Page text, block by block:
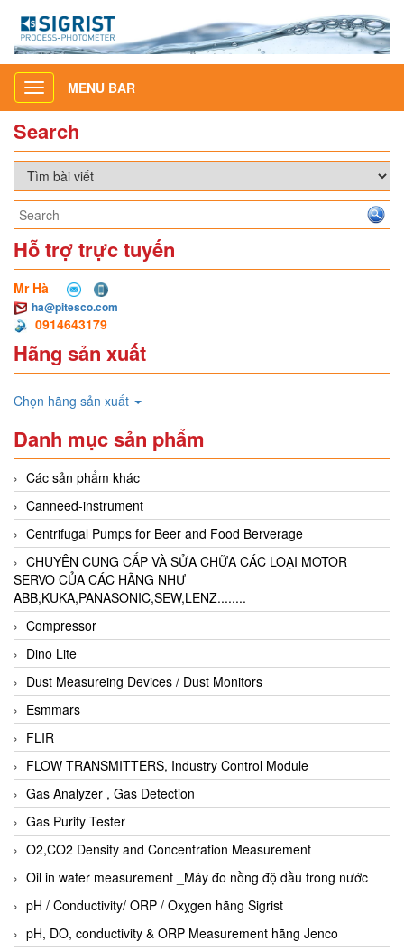
Toggle
navigation
MENU BAR
Search
Hỗ trợ trực tuyến
Mr Hà
ha@pitesco.com
0914643179
Hãng sản xuất
Chọn hãng sản xuất
Danh mục sản phẩm
Các sản phẩm khác
Canneed-instrument
Centrifugal Pumps for Beer and Food Berverage
CHUYÊN CUNG CẤP VÀ SỬA CHỮA CÁC LOẠI MOTOR
SERVO CỦA CÁC HÃNG NHƯ
ABB,KUKA,PANASONIC,SEW,LENZ........
Compressor
Dino Lite
Dust Measureing Devices / Dust Monitors
Esmmars
FLIR
FLOW TRANSMITTERS, Industry Control Module
Gas Analyzer , Gas Detection
Gas Purity Tester
O2,CO2 Density and Concentration Measurement
Oil in water measurement _Máy đo nồng độ dầu trong nước
pH / Conductivity/ ORP / Oxỵgen hãng Sigrist
pH, DO, conductivity & ORP Measurement hãng Jenco